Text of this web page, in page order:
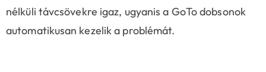
nélküli távcsövekre igaz, ugyanis a GoTo dobsonok
automatikusan kezelik a problémát.